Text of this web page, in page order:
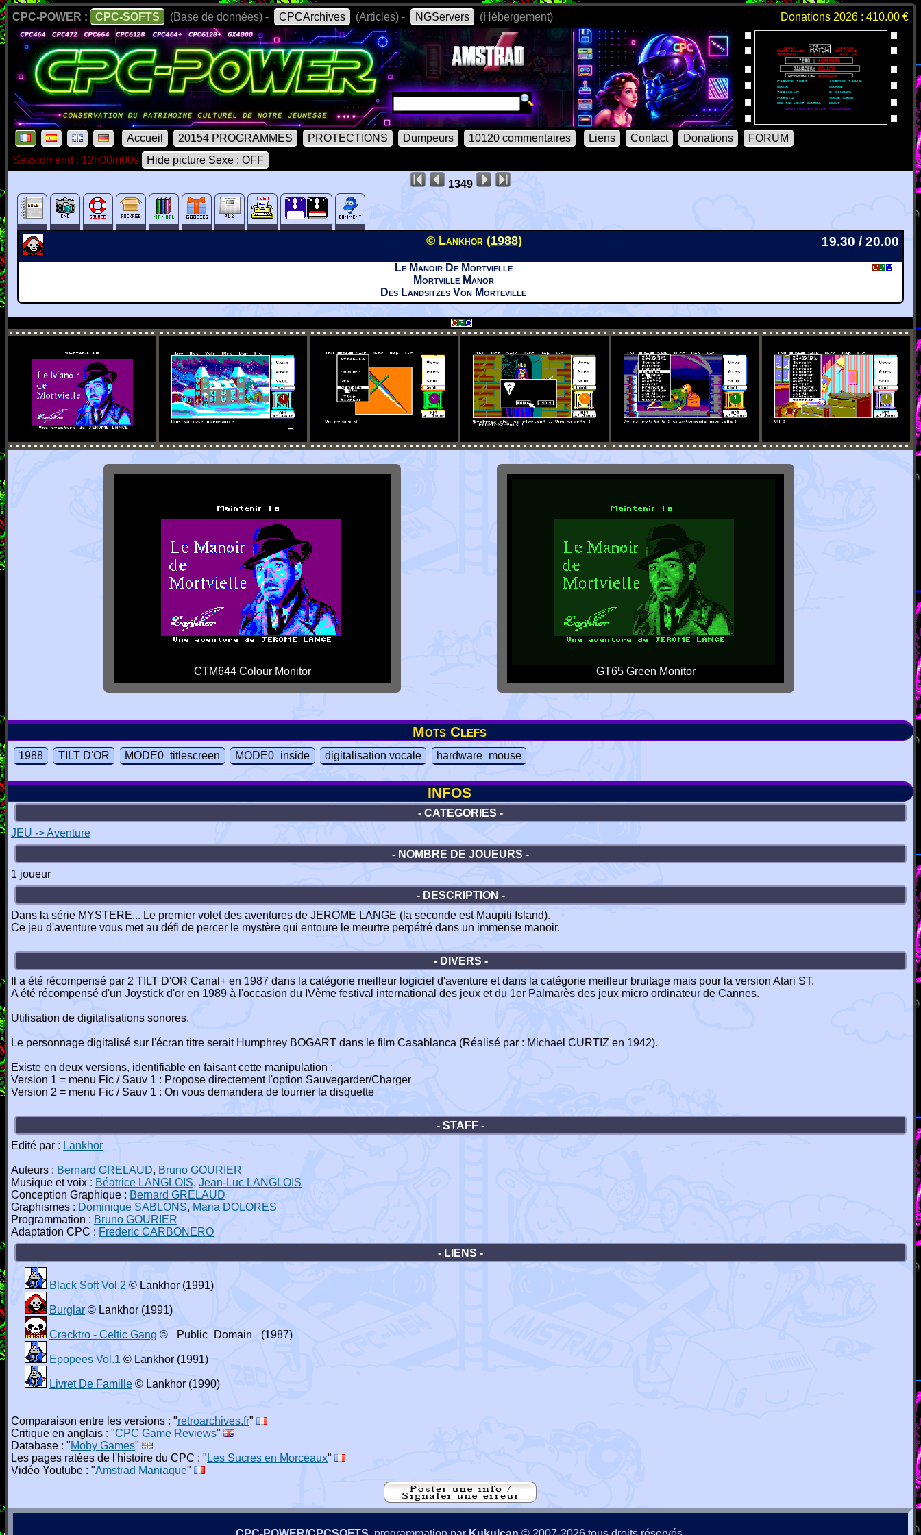
CPC-POWER : CPC-SOFTS (Base de données) - CPCArchives (Articles) - NGServers (Hébergement) Donations 2026 : 410.00 €
Accueil 20154 PROGRAMMES PROTECTIONS Dumpeurs 10120 commentaires Liens Contact Donations
FORUM
Session end : 12h00m00s
Hide picture Sexe : OFF
1349
© Lankhor (1988) 19.30 / 20.00
Le Manoir De Mortvielle
Mortville Manor
Des Landsitzes Von Morteville
CTM644 Colour Monitor GT65 Green Monitor
Mots Clefs
1988 TILT D'OR MODE0_titlescreen MODE0_inside digitalisation vocale hardware_mouse
INFOS
- CATEGORIES -
JEU -> Aventure
- NOMBRE DE JOUEURS -
1 joueur
- DESCRIPTION -
Dans la série MYSTERE... Le premier volet des aventures de JEROME LANGE (la seconde est Maupiti Island).
Ce jeu d'aventure vous met au défi de percer le mystère qui entoure le meurtre perpétré dans un immense manoir.
- DIVERS -
Il a été récompensé par 2 TILT D'OR Canal+ en 1987 dans la catégorie meilleur logiciel d'aventure et dans la catégorie meilleur bruitage mais pour la version Atari ST.
A été récompensé d'un Joystick d'or en 1989 à l'occasion du IVème festival international des jeux et du 1er Palmarès des jeux micro ordinateur de Cannes.
Utilisation de digitalisations sonores.
Le personnage digitalisé sur l'écran titre serait Humphrey BOGART dans le film Casablanca (Réalisé par : Michael CURTIZ en 1942).
Existe en deux versions, identifiable en faisant cette manipulation :
Version 1 = menu Fic / Sauv 1 : Propose directement l'option Sauvegarder/Charger
Version 2 = menu Fic / Sauv 1 : On vous demandera de tourner la disquette
- STAFF -
Edité par : Lankhor
Auteurs : Bernard GRELAUD, Bruno GOURIER
Musique et voix : Béatrice LANGLOIS, Jean-Luc LANGLOIS
Conception Graphique : Bernard GRELAUD
Graphismes : Dominique SABLONS, Maria DOLORES
Programmation : Bruno GOURIER
Adaptation CPC : Frederic CARBONERO
- LIENS -
Black Soft Vol.2 © Lankhor (1991)
Burglar© Lankhor (1991)
Cracktro - Celtic Gang © _Public_Domain_ (1987)
Epopees Vol.1 © Lankhor (1991)
Livret De Famille © Lankhor (1990)
Comparaison entre les versions : "retroarchives.fr"
Critique en anglais : "CPC Game Reviews"
Database : "Moby Games"
Les pages ratées de l'histoire du CPC : " Les Sucres en Morceaux"
Vidéo Youtube : "Amstrad Maniaque"